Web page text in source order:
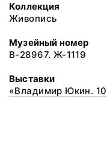
Коллекция
Живопись
Музейный номер
В-28967. Ж-1119
Выставки
«Владимир Юкин.